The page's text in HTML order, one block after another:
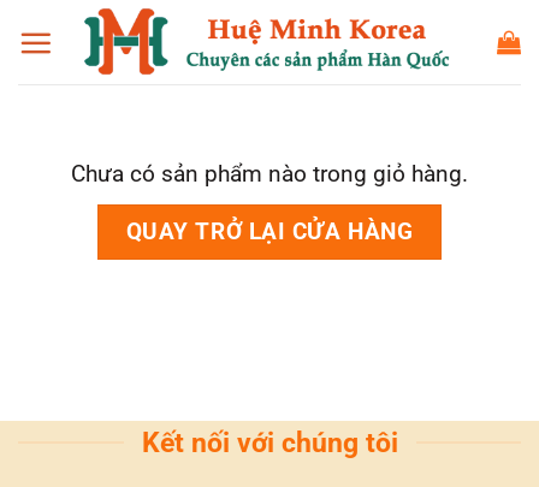
qua
Chưa có sản phẩm nào trong giỏ hàng.
QUAY TRỞ LẠI CỬA HÀNG
Kết nối với chúng tôi